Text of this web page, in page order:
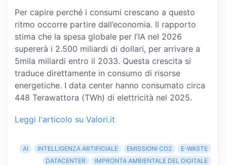
Per capire perché i consumi crescano a questo
ritmo occorre partire dall’economia. Il rapporto
stima che la spesa globale per l’IA nel 2026
supererà i 2.500 miliardi di dollari, per arrivare a
5mila miliardi entro il 2033. Questa crescita si
traduce direttamente in consumo di risorse
energetiche. I data center hanno consumato circa
448 Terawattora (TWh) di elettricità nel 2025.
Leggi l'articolo su Valori.it
AI INTELLIGENZA ARTIFICIALE EMISSIONI CO2
E-WASTE
DATACENTER
IMPRONTA AMBIENTALE DEL DIGITALE